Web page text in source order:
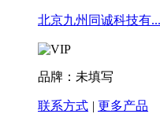
北京九州同诚科技有...
品牌：未填写
联系方式 | 更多产品